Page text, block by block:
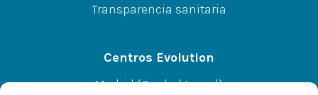
Transparencia sanitaria
Centros Evolution
Madrid (Ciudad Lineal)